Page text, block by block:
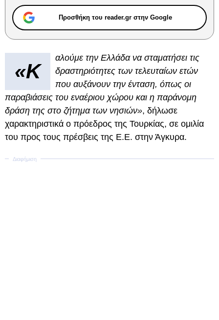
Προσθήκη του reader.gr στην Google
«Κ
αλούμε την Ελλάδα να σταματήσει τις
δραστηριότητες των τελευταίων ετών
που αυξάνουν την ένταση, όπως οι
παραβιάσεις του εναέριου χώρου και η παράνομη
δράση της στο ζήτημα των νησιών», δήλωσε
χαρακτηριστικά ο πρόεδρος της Τουρκίας, σε ομιλία
του προς τους πρέσβεις της Ε.Ε. στην Άγκυρα.